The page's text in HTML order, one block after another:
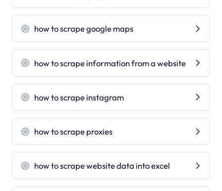
how to scrape google maps
how to scrape information from a website
how to scrape instagram
how to scrape proxies
how to scrape website data into excel